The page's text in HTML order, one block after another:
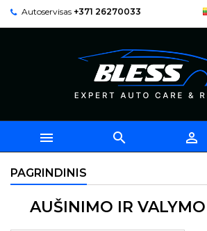
Autoservisas +371 26270033
  
PAGRINDINIS
AUŠINIMO IR VALYMO